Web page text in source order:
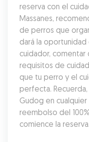
reserva con el
Massanes,
de perros que
dará la
cuidador,
requisitos de
que tu perro y el
perfecta.
Gudog en
reembolso del
comience la reserva.